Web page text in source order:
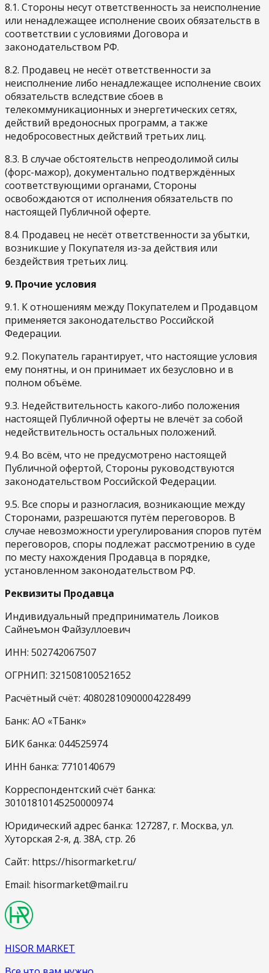
8.1. Стороны несут ответственность за неисполнение
или ненадлежащее исполнение своих обязательств в
соответствии с условиями Договора и
законодательством РФ.
8.2. Продавец не несёт ответственности за
неисполнение либо ненадлежащее исполнение своих
обязательств вследствие сбоев в
телекоммуникационных и энергетических сетях,
действий вредоносных программ, а также
недобросовестных действий третьих лиц.
8.3. В случае обстоятельств непреодолимой силы
(форс-мажор), документально подтверждённых
соответствующими органами, Стороны
освобождаются от исполнения обязательств по
настоящей Публичной оферте.
8.4. Продавец не несёт ответственности за убытки,
возникшие у Покупателя из-за действия или
бездействия третьих лиц.
9. Прочие условия
9.1. К отношениям между Покупателем и Продавцом
применяется законодательство Российской
Федерации.
9.2. Покупатель гарантирует, что настоящие условия
ему понятны, и он принимает их безусловно и в
полном объёме.
9.3. Недействительность какого-либо положения
настоящей Публичной оферты не влечёт за собой
недействительность остальных положений.
9.4. Во всём, что не предусмотрено настоящей
Публичной офертой, Стороны руководствуются
законодательством Российской Федерации.
9.5. Все споры и разногласия, возникающие между
Сторонами, разрешаются путём переговоров. В
случае невозможности урегулирования споров путём
переговоров, споры подлежат рассмотрению в суде
по месту нахождения Продавца в порядке,
установленном законодательством РФ.
Реквизиты Продавца
Индивидуальный предприниматель Лоиков
Сайнеъмон Файзуллоевич
ИНН: 502742067507
ОГРНИП: 321508100521652
Расчётный счёт: 40802810900004228499
Банк: АО «ТБанк»
БИК банка: 044525974
ИНН банка: 7710140679
Корреспондентский счёт банка:
30101810145250000974
Юридический адрес банка: 127287, г. Москва, ул.
Хуторская 2-я, д. 38А, стр. 26
Сайт: https://hisormarket.ru/
Email: hisormarket@mail.ru
HISOR MARKET